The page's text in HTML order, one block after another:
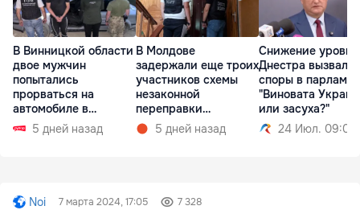
В Винницкой области
двое мужчин
попытались
прорваться на
автомобиле в
Молдову
5 дней назад
В Молдове
задержали еще троих
участников схемы
незаконной
переправки
украинцев в ЕС
5 дней назад
Снижение уровня
Днестра вызвало
споры в
"Виновата
или засуха?"
24 Июл. 09:07
Noi 7 марта 2024, 17:05 7 328